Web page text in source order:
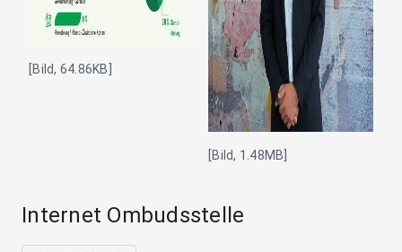
[Bild, 64.86KB]
[Bild, 1.48MB]
Internet Ombudsstelle